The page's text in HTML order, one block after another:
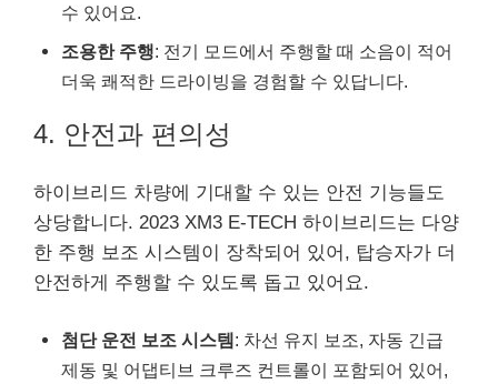
수 있어요.
조용한 주행: 전기 모드에서 주행할 때 소음이 적어
더욱 쾌적한 드라이빙을 경험할 수 있답니다.
4. 안전과 편의성
하이브리드 차량에 기대할 수 있는 안전 기능들도
상당합니다. 2023 XM3 E-TECH 하이브리드는 다양
한 주행 보조 시스템이 장착되어 있어, 탑승자가 더
안전하게 주행할 수 있도록 돕고 있어요.
첨단 운전 보조 시스템: 차선 유지 보조, 자동 긴급
제동 및 어댑티브 크루즈 컨트롤이 포함되어 있어,